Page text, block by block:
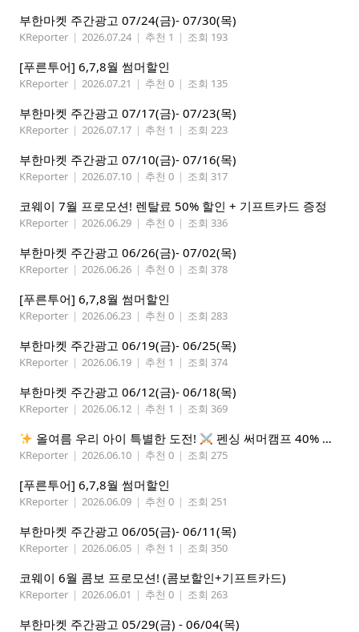
부한마켓 주간광고 07/24(금)- 07/30(목)
KReporter | 2026.07.24 | 추천 1 | 조회 193
[푸른투어] 6,7,8월 썸머할인
KReporter | 2026.07.21 | 추천 0 | 조회 135
부한마켓 주간광고 07/17(금)- 07/23(목)
KReporter | 2026.07.17 | 추천 1 | 조회 223
부한마켓 주간광고 07/10(금)- 07/16(목)
KReporter | 2026.07.10 | 추천 0 | 조회 317
코웨이 7월 프로모션! 렌탈료 50% 할인 + 기프트카드 증정
KReporter | 2026.06.29 | 추천 0 | 조회 336
부한마켓 주간광고 06/26(금)- 07/02(목)
KReporter | 2026.06.26 | 추천 0 | 조회 378
[푸른투어] 6,7,8월 썸머할인
KReporter | 2026.06.23 | 추천 0 | 조회 283
부한마켓 주간광고 06/19(금)- 06/25(목)
KReporter | 2026.06.19 | 추천 1 | 조회 374
부한마켓 주간광고 06/12(금)- 06/18(목)
KReporter | 2026.06.12 | 추천 1 | 조회 369
올여름 우리 아이 특별한 도전! 펜싱 써머캠프 40% 선착순 할인
KReporter | 2026.06.10 | 추천 0 | 조회 275
[푸른투어] 6,7,8월 썸머할인
KReporter | 2026.06.09 | 추천 0 | 조회 251
부한마켓 주간광고 06/05(금)- 06/11(목)
KReporter | 2026.06.05 | 추천 1 | 조회 350
코웨이 6월 콤보 프로모션! (콤보할인+기프트카드)
KReporter | 2026.06.01 | 추천 0 | 조회 263
부한마켓 주간광고 05/29(금) - 06/04(목)